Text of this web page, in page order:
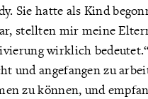
Sie hatte als Kind
stellten mir meine
wirklich
und angefangen zu
zu können, und